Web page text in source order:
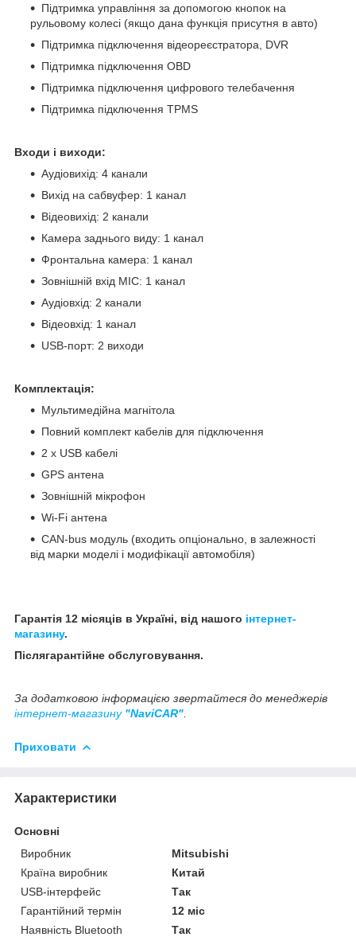
Підтримка управління за допомогою кнопок на
рульовому колесі (якщо дана функція присутня в авто)
Підтримка підключення відеореєстратора, DVR
Підтримка підключення OBD
Підтримка підключення цифрового телебачення
Підтримка підключення TPMS
Входи і виходи:
Аудіовихід: 4 канали
Вихід на сабвуфер: 1 канал
Відеовихід: 2 канали
Камера заднього виду: 1 канал
Фронтальна камера: 1 канал
Зовнішній вхід MIC: 1 канал
Аудіовхід: 2 канали
Відеовхід: 1 канал
USB-порт: 2 виходи
Комплектація:
Мультимедійна магнітола
Повний комплект кабелів для підключення
2 x USB кабелі
GPS антена
Зовнішній мікрофон
Wi-Fi антена
CAN-bus модуль (входить опціонально, в залежності
від марки моделі і модифікації автомобіля)
Гарантія 12 місяців в Україні, від нашого інтернет-
магазину.
Післягарантійне обслуговування.
За додатковою інформацією звертайтеся до менеджерів
інтернет-магазину "NaviCAR"
Приховати
Характеристики
Основні
Виробник
Mitsubishi
Країна виробник
Китай
USB-інтерфейс
Так
Гарантійний термін
12 міс
Наявність Bluetooth
Так